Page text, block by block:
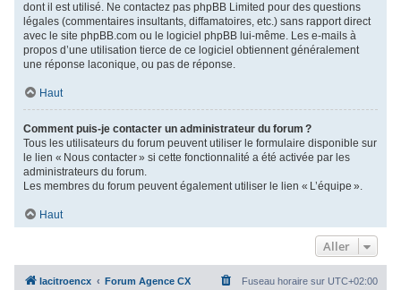
dont il est utilisé. Ne contactez pas phpBB Limited pour des questions
légales (commentaires insultants, diffamatoires, etc.) sans rapport direct
avec le site phpBB.com ou le logiciel phpBB lui-même. Les e-mails à
propos d’une utilisation tierce de ce logiciel obtiennent généralement
une réponse laconique, ou pas de réponse.
Haut
Comment puis-je contacter un administrateur du forum ?
Tous les utilisateurs du forum peuvent utiliser le formulaire disponible sur
le lien « Nous contacter » si cette fonctionnalité a été activée par les
administrateurs du forum.
Les membres du forum peuvent également utiliser le lien « L’équipe ».
Haut
Aller
lacitroencx Forum Agence CX Fuseau horaire sur UTC+02:00